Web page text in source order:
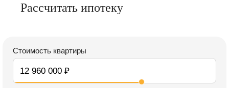
Рассчитать ипотеку
Стоимость квартиры